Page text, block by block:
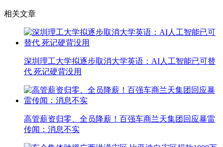
相关文章
深圳理工大学拟逐步取消大学英语：AI人工智能已可替
代 死记硬背没用
高管薪资归零、全员降薪！百强车商兰天集团回应暴雷
传闻：消息不实